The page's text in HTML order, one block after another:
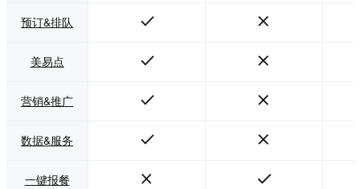
预订&排队
美易点
营销&推广
数据&服务
一键报餐